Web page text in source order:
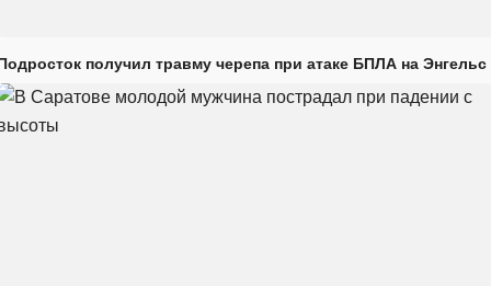
получил травму черепа при атаке БПЛА на Энгельс